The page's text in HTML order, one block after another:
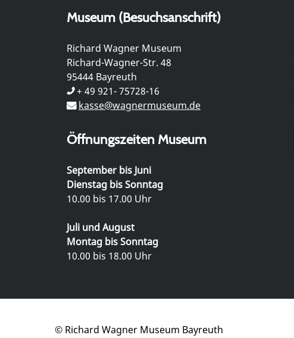
Museum (Besuchsanschrift)
Richard Wagner Museum
Richard-Wagner-Str. 48
95444 Bayreuth
+ 49 921- 75728-16
kasse@wagnermuseum.de
Öffnungszeiten Museum
September bis Juni
Dienstag bis Sonntag
10.00 bis 17.00 Uhr
Juli und August
Montag bis Sonntag
10.00 bis 18.00 Uhr
© Richard Wagner Museum Bayreuth